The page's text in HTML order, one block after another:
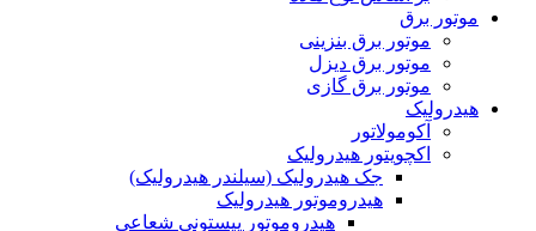
موتور برق
موتور برق بنزینی
موتور برق دیزل
موتور برق گازی
هیدرولیک
آکومولاتور
اکچویتور هیدرولیک
جک هیدرولیک (سیلندر هیدرولیک)
هیدروموتور هیدرولیک
هیدروموتور پیستونی شعاعی